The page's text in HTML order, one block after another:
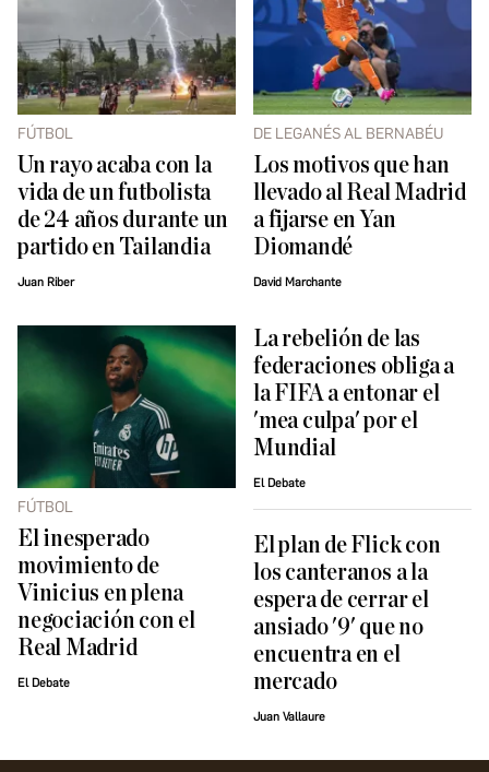
FÚTBOL
Un rayo acaba con la
vida de un futbolista
de 24 años durante un
partido en Tailandia
Juan Riber
DE LEGANÉS AL BERNABÉU
Los motivos que han
llevado al Real Madrid
a fijarse en Yan
Diomandé
David Marchante
FÚTBOL
El inesperado
movimiento de
Vinicius en plena
negociación con el
Real Madrid
El Debate
La rebelión de las
federaciones obliga a
la FIFA a entonar el
'mea culpa' por el
Mundial
El Debate
El plan de Flick con
los canteranos a la
espera de cerrar el
ansiado '9' que no
encuentra en el
mercado
Juan Vallaure